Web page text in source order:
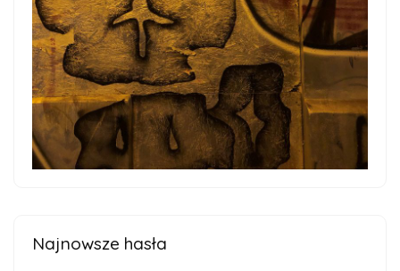
Najnowsze hasła